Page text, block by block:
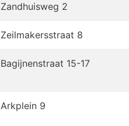
Zandhuisweg 2
Zeilmakersstraat 8
Bagijnenstraat 15-17
Arkplein 9